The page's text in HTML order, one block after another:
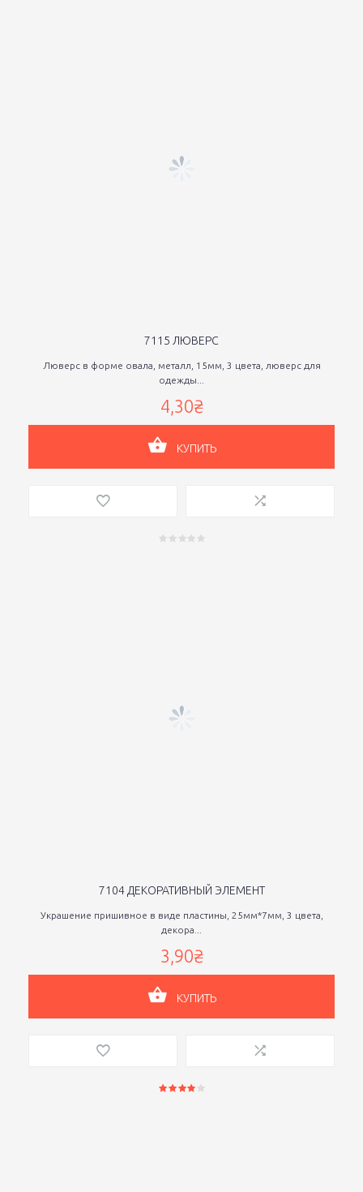
7115 ЛЮВЕРС
Люверс в форме овала, металл, 15мм, 3 цвета, люверс для
одежды...
4,30₴
КУПИТЬ
7104 ДЕКОРАТИВНЫЙ ЭЛЕМЕНТ
Украшение пришивное в виде пластины, 25мм*7мм, 3 цвета,
декора...
3,90₴
КУПИТЬ